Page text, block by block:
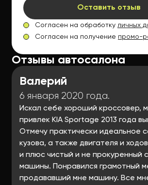
Оставить отзыв
Согласен на обработку личных
Согласен на получение промо-
Отзывы автосалона
Валерий
6 января 2020 года.
Искал себе хороший кроссовер,
привлек KIA Sportage 2013 года
Отмечу практически идеальное
кузова, а также двигателя и
и плюс чистый и не прокуренный
машины. Понравился грамотный
продававший мне машину. Все